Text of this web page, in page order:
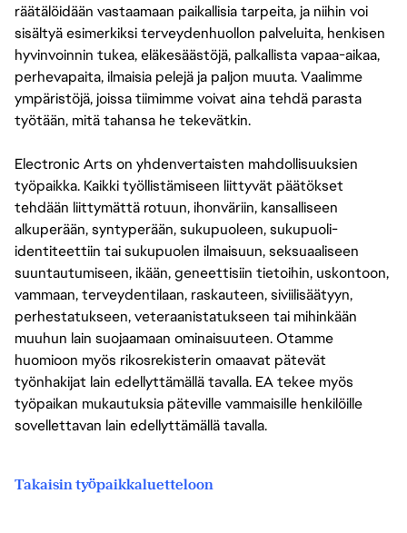
räätälöidään vastaamaan paikallisia tarpeita, ja niihin voi
sisältyä esimerkiksi terveydenhuollon palveluita, henkisen
hyvinvoinnin tukea, eläkesäästöjä, palkallista vapaa-aikaa,
perhevapaita, ilmaisia pelejä ja paljon muuta. Vaalimme
ympäristöjä, joissa tiimimme voivat aina tehdä parasta
työtään, mitä tahansa he tekevätkin.
Electronic Arts on yhdenvertaisten mahdollisuuksien
työpaikka. Kaikki työllistämiseen liittyvät päätökset
tehdään liittymättä rotuun, ihonväriin, kansalliseen
alkuperään, syntyperään, sukupuoleen, sukupuoli-
identiteettiin tai sukupuolen ilmaisuun, seksuaaliseen
suuntautumiseen, ikään, geneettisiin tietoihin, uskontoon,
vammaan, terveydentilaan, raskauteen, siviilisäätyyn,
perhestatukseen, veteraanistatukseen tai mihinkään
muuhun lain suojaamaan ominaisuuteen. Otamme
huomioon myös rikosrekisterin omaavat pätevät
työnhakijat lain edellyttämällä tavalla. EA tekee myös
työpaikan mukautuksia päteville vammaisille henkilöille
sovellettavan lain edellyttämällä tavalla.
Takaisin työpaikkaluetteloon